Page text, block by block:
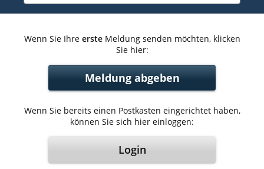
Wenn Sie Ihre ersteMeldung senden möchten, klicken
Sie hier:
Meldung abgeben
Wenn Sie bereits einen Postkasten eingerichtet haben,
können Sie sich hier einloggen:
Login